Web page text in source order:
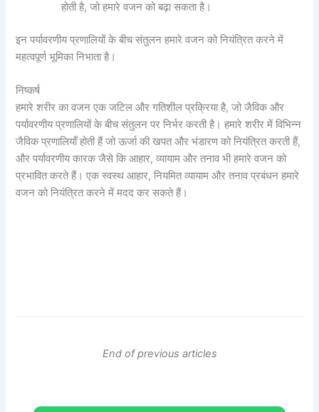
होती है, जो हमारे वजन को बढ़ा सकता है।
इन पर्यावरणीय प्रणालियों के बीच संतुलन हमारे वजन को नियंत्रित करने में
महत्वपूर्ण भूमिका निभाता है।
निष्कर्ष
हमारे शरीर का वजन एक जटिल और गतिशील प्रक्रिया है, जो जैविक और
पर्यावरणीय प्रणालियों के बीच संतुलन पर निर्भर करती है। हमारे शरीर में विभिन्न
जैविक प्रणालियाँ होती हैं जो ऊर्जा की खपत और भंडारण को नियंत्रित करती हैं,
और पर्यावरणीय कारक जैसे कि आहार, व्यायाम और तनाव भी हमारे वजन को
प्रभावित करते हैं। एक स्वस्थ आहार, नियमित व्यायाम और तनाव प्रबंधन हमारे
वजन को नियंत्रित करने में मदद कर सकते हैं।
End of previous articles